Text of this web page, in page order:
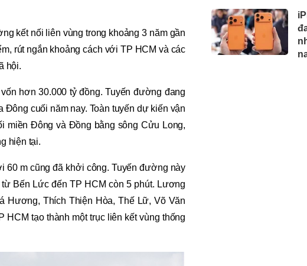
kết nối liên vùng trong khoảng 3 năm gần
rút ngắn khoảng cách với TP HCM và các
hội.
hơn 30.000 tỷ đồng. Tuyến đường đang
cuối năm nay. Toàn tuyến dự kiến vận
miền Đông và Đồng bằng sông Cửu Long,
hiện tại.
60 m cũng đã khởi công. Tuyến đường này
Bến Lức đến TP HCM còn 5 phút. Lương
Hương, Thích Thiện Hòa, Thế Lữ, Võ Văn
tạo thành một trục liên kết vùng thống